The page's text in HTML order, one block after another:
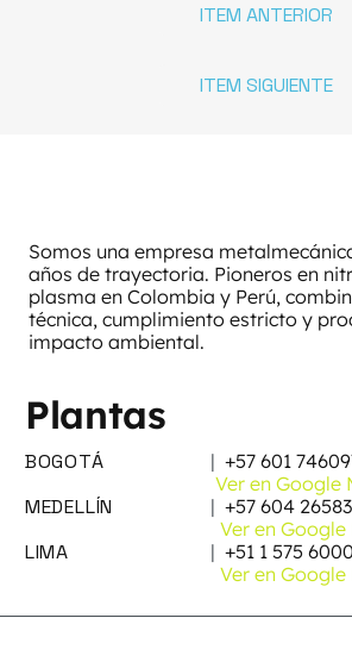
ITEM ANTERIOR
ITEM SIGUIENTE
Somos una empresa
años de trayectoria. Pioneros en
plasma en Colombia y Perú,
técnica, cumplimiento estricto y
impacto ambiental.
Plantas
BOGOTÁ | +57 601
Ver en Google
MEDELLÍN | +57 604
Ver en Google
LIMA | +51 1 575 6000
Ver en Google